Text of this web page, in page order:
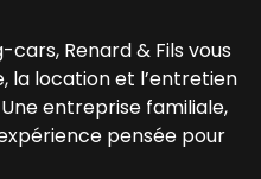
Renard & Fils vous
la location et l’entretien
entreprise familiale,
pensée pour